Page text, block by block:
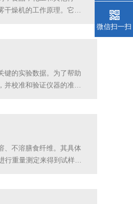
燥机的工作原理。它通
键的实验数据。为了帮助
校准和验证仪器的准确
、不溶膳食纤维。其具体
重量测定来得到试样的
微信扫一扫